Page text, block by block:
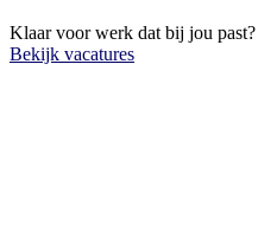
Klaar voor werk dat bij jou past?
Bekijk vacatures